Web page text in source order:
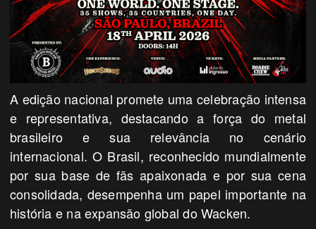
A edição nacional promete uma celebração intensa
e representativa, destacando a força do metal
brasileiro e sua relevância no cenário
internacional. O Brasil, reconhecido mundialmente
por sua base de fãs apaixonada e por sua cena
consolidada, desempenha um papel importante na
história e na expansão global do Wacken.